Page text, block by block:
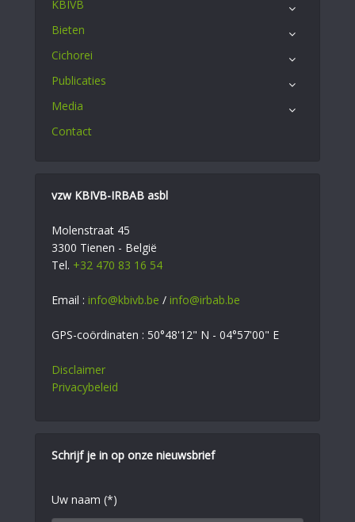
KBIVB
Bieten
Cichorei
Publicaties
Media
Contact
vzw KBIVB-IRBAB asbl
Molenstraat 45
3300 Tienen - België
Tel. +32 470 83 16 54
Email : info@kbivb.be / info@irbab.be
GPS-coördinaten : 50°48'12" N - 04°57'00" E
Disclaimer
Privacybeleid
Schrijf je in op onze nieuwsbrief
Uw naam (*)